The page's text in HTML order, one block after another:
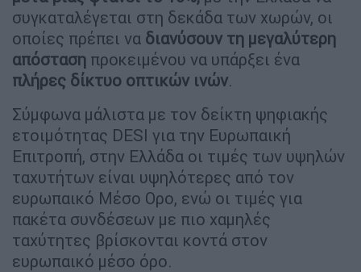
συγκαταλέγεται στη δεκάδα των χωρών, οι
οποίες πρέπει να διανύσουν τη μεγαλύτερη
απόσταση προκειμένου να υπάρξει ένα
πλήρες δίκτυο οπτικών ινών.
Σύμφωνα μάλιστα με τον δείκτη ψηφιακής
ετοιμότητας DESI για την Ευρωπαική
Επιτροπή, στην Ελλάδα οι τιμές των υψηλών
ταχυτήτων είναι υψηλότερες από τον
ευρωπαικό Μέσο Ορο, ενώ οι τιμές για
πακέτα συνδέσεων με πιο χαμηλές
ταχύτητες βρίσκονται κοντά στον
ευρωπαικό μέσο όρο.